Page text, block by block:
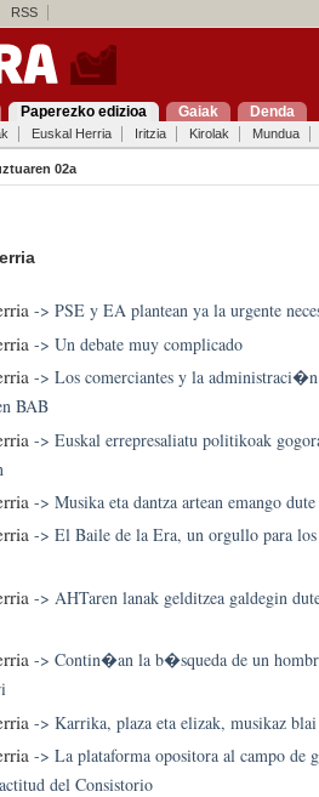
RSS
Paperezko edizioa Gaiak Denda
Euskal Herria Iritzia Kirolak Mundua
02a
-> PSE y EA plantean ya la urgente
-> Un debate muy complicado
-> Los comerciantes y la
BAB
-> Euskal errepresaliatu politikoak
-> Musika eta dantza artean emango
-> El Baile de la Era, un orgullo para
-> AHTaren lanak gelditzea galdegin
-> Contin�an la b�squeda de un
-> Karrika, plaza eta elizak, musikaz blai
-> La plataforma opositora al campo de
del Consistorio